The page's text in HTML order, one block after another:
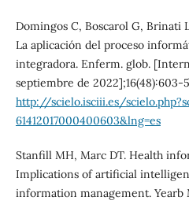
Domingos C, Boscarol G, Brinati
La aplicación del proceso
integradora. Enferm. glob.
septiembre de 2022];16(48):603-
http://scielo.isciii.es/
61412017000400603&lng=es
Stanfill MH, Marc DT. Health
Implications of artificial
information management.